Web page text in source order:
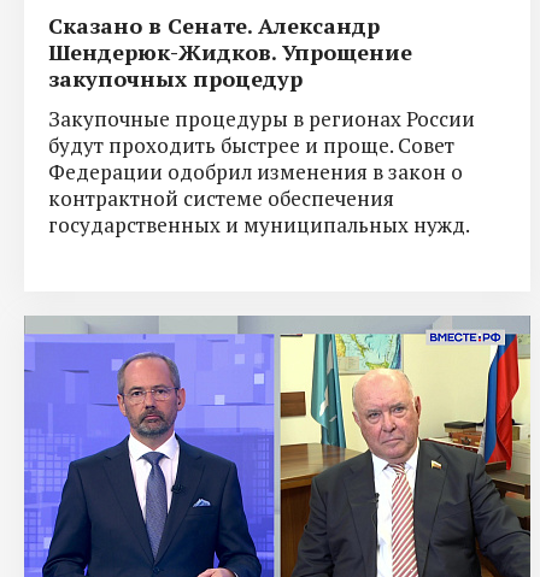
Сказано в Сенате. Александр
Шендерюк-Жидков. Упрощение
закупочных процедур
Закупочные процедуры в регионах России
будут проходить быстрее и проще. Совет
Федерации одобрил изменения в закон о
контрактной системе обеспечения
государственных и муниципальных нужд.